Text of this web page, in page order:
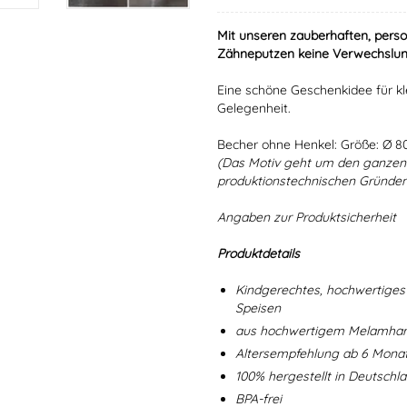
Mit unseren zauberhaften,
Zähneputzen keine
Eine schöne Geschenkidee für
Gelegenheit.
Becher ohne Henkel: Größe: Ø
(Das Motiv geht um den
produktionstechnischen
Angaben zur Produktsicherheit
Produktdetails
Kindgerechtes,
Speisen
aus hochwertigem
Altersempfehlung ab 6
100% hergestellt in
BPA-frei